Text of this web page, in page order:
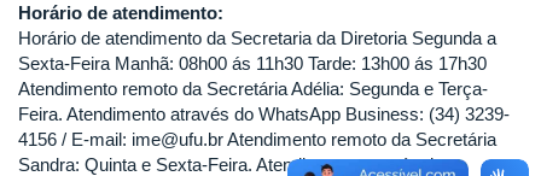
Horário de atendimento:
Horário de atendimento da Secretaria da Diretoria Segunda a
Sexta-Feira Manhã: 08h00 ás 11h30 Tarde: 13h00 ás 17h30
Atendimento remoto da Secretária Adélia: Segunda e Terça-
Feira. Atendimento através do WhatsApp Business: (34) 3239-
4156 / E-mail: ime@ufu.br Atendimento remoto da Secretária
Sandra: Quinta e Sexta-Feira. Atendimento através do